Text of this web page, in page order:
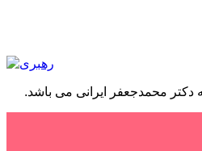
محمدجعفر ایرانی می باشد.